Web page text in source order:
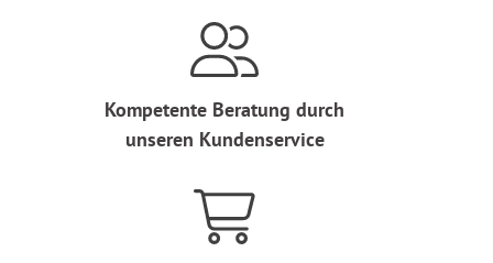
Kompetente Beratung durch
unseren Kundenservice